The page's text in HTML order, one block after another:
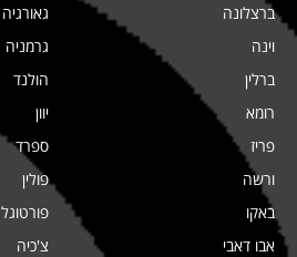
ברצלונה
וינה
ברלין
רומא
פריז
ורשה
באקו
אבו דאבי
גאורגיה
גרמניה
הולנד
יוון
ספרד
פולין
פורטוגל
צ'כיה